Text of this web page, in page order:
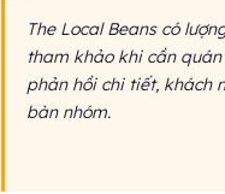
The Local Beans có
tham khảo khi cần
phản hồi chi tiết, khách
bàn nhóm.